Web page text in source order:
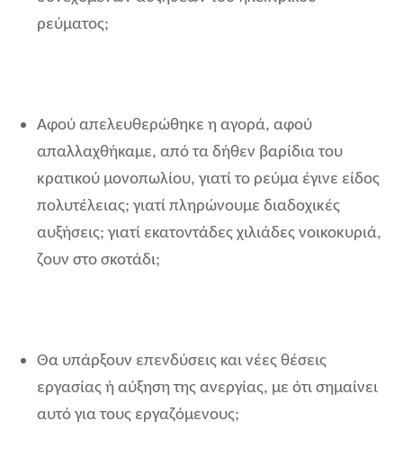
ρεύματος;
Αφού απελευθερώθηκε η αγορά, αφού
απαλλαχθήκαμε, από τα δήθεν βαρίδια του
κρατικού μονοπωλίου, γιατί το ρεύμα έγινε είδος
πολυτέλειας; γιατί πληρώνουμε διαδοχικές
αυξήσεις; γιατί εκατοντάδες χιλιάδες νοικοκυριά,
ζουν στο σκοτάδι;
Θα υπάρξουν επενδύσεις και νέες θέσεις
εργασίας ή αύξηση της ανεργίας, με ότι σημαίνει
αυτό για τους εργαζόμενους;